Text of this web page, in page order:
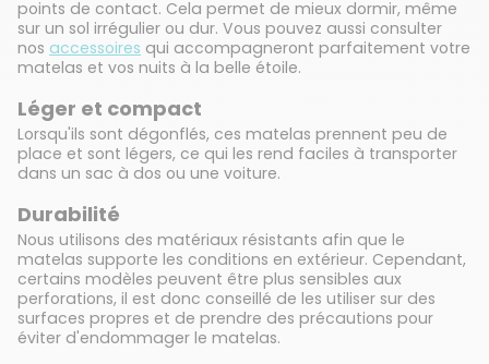
points de contact. Cela permet de mieux dormir, même
sur un sol irrégulier ou dur. Vous pouvez aussi consulter
nos accessoires qui accompagneront parfaitement votre
matelas et vos nuits à la belle étoile.
Léger et compact
Lorsqu'ils sont dégonflés, ces matelas prennent peu de
place et sont légers, ce qui les rend faciles à transporter
dans un sac à dos ou une voiture.
Durabilité
Nous utilisons des matériaux résistants afin que le
matelas supporte les conditions en extérieur. Cependant,
certains modèles peuvent être plus sensibles aux
perforations, il est donc conseillé de les utiliser sur des
surfaces propres et de prendre des précautions pour
éviter d'endommager le matelas.